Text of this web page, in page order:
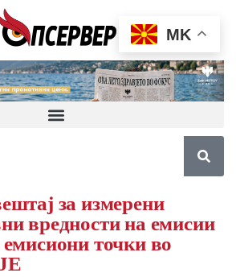
за измерени
вредности на емисии
емисиони точки во
MK